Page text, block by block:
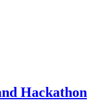
Hackathon